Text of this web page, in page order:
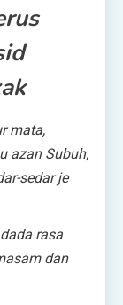
mata,
azan Subuh,
sedar je
rasa
dan